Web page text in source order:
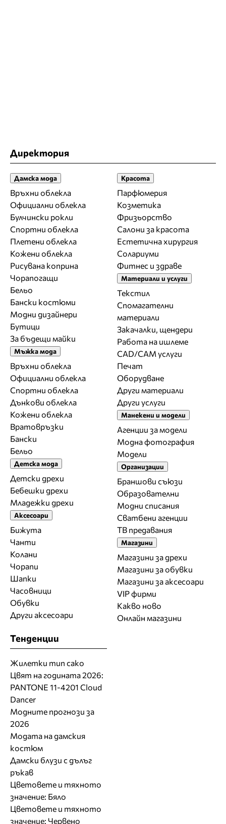
Директория
Дамска мода
Връхни облекла
Официални облекла
Булчински рокли
Спортни облекла
Плетени облекла
Кожени облекла
Рисувана коприна
Чорапогащи
Бельо
Бански костюми
Модни дизайнери
Бутици
За бъдещи майки
Мъжка мода
Връхни облекла
Официални облекла
Спортни облекла
Дънкови облекла
Кожени облекла
Вратовръзки
Бански
Бельо
Детска мода
Детски дрехи
Бебешки дрехи
Младежки дрехи
Аксесоари
Бижута
Чанти
Колани
Чорапи
Шапки
Часовници
Обувки
Други аксесоари
Красота
Парфюмерия
Козметика
Фризьорство
Салони за красота
Естетична хирургия
Солариуми
Фитнес и здраве
Материали и услуги
Текстил
Спомагателни
материали
Закачалки, щендери
Работа на ишлеме
CAD/CAM услуги
Печат
Оборудване
Други материали
Други услуги
Манекени и модели
Агенции за модели
Модна фотография
Модели
Организации
Браншови съюзи
Образователни
Модни списания
Сватбени агенции
ТВ предавания
Магазини
Магазини за дрехи
Магазини за обувки
Магазини за aксесоари
VIP фирми
Какво ново
Онлайн магазини
Тенденции
Жилетки тип сако
Цвят на годината 2026:
PANTONE 11-4201 Cloud
Dancer
Модните прогнози за
2026
Модата на дамския
костюм
Дамски блузи с дълъг
ръкав
Цветовете и тяхното
значение: Бяло
Цветовете и тяхното
значение: Червено